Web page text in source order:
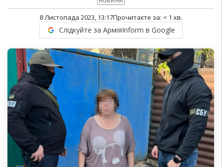
8 Листопада 2023, 13:17Прочитаєте за: < 1 хв.
Слідкуйте за АрміяInform в Google